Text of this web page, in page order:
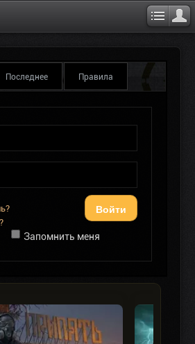
Последнее Правила
Войти
Запомнить меня